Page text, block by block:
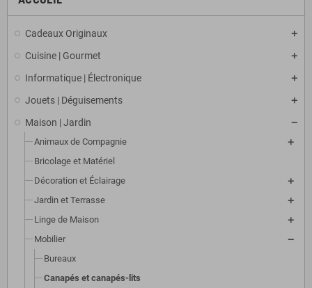
Cadeaux Originaux
Cuisine | Gourmet
Informatique | Électronique
Jouets | Déguisements
Maison | Jardin
Animaux de Compagnie
Bricolage et Matériel
Décoration et Éclairage
Jardin et Terrasse
Linge de Maison
Mobilier
Bureaux
Canapés et canapés-lits